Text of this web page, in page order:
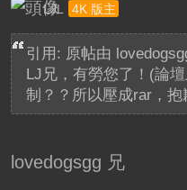
LJL 4K 版主
引用: 原帖由
LJ兄，有勞您了！(論
制？？所以壓成rar，抱
lovedogsgg 兄